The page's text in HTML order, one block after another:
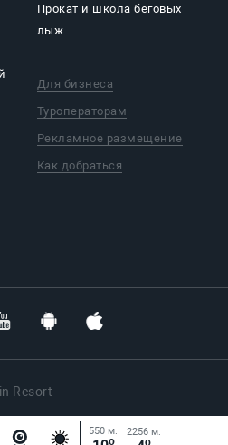
550 м.
o
2256 м.
o
Прокат и школа беговых
лыж
Для бизнеса
Туроператорам
Рекламное размещение
Как добраться
Resort